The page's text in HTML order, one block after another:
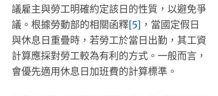
議雇主與勞工明確約定該日的性質，以避免爭
議。根據勞動部的相關函釋[5] ，當國定假日
與休息日重疊時，若勞工於當日出勤，其工資
計算應採對勞工較為有利的方式。一般而言，
會優先適用休息日加班費的計算標準。